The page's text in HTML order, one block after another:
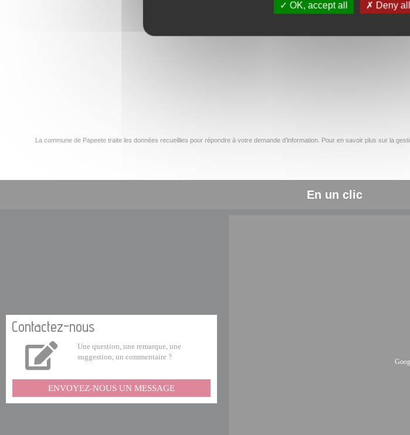
La commune de Papeete traite les données recueillies pour répondre à votre demande d’information. Pour en savoir plus sur la
En un clic
Contactez-nous
Une question, une remarque, une
suggestion, un commentaire ?
ENVOYEZ-NOUS UN MESSAGE
OK, accept all Deny